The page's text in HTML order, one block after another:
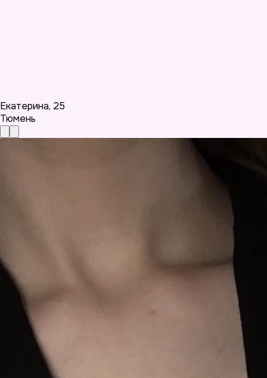
Екатерина, 25
Тюмень